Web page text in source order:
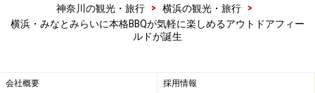
「ファイヤーフォレスト」は女神橋サイドの森林を活か
したグランピング体験エリア。森の中で海を渡る風を感
きます（4時間制）。
神奈川の観光・旅行
> 横浜の観光・旅行
>
横浜・みなとみらいに本格BBQが気軽に楽しめるアウトドアフィー
ルドが誕生
会社概要 採用情報